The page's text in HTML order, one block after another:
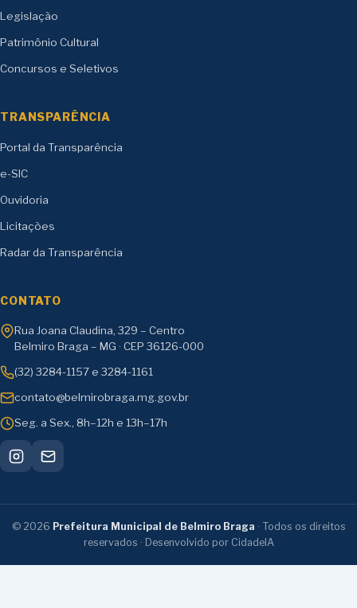
Legislação
Patrimônio Cultural
Concursos e Seletivos
TRANSPARÊNCIA
Portal da Transparência
e-SIC
Ouvidoria
Licitações
Radar da Transparência
CONTATO
Rua Joana Claudina, 329 – Centro
Belmiro Braga – MG · CEP 36126-000
(32) 3284-1157 e 3284-1161
contato@belmirobraga.mg.gov.br
Seg. a Sex., 8h–12h e 13h–17h
© 2026 Prefeitura Municipal de Belmiro Braga · Todos os direitos
reservados · Desenvolvido por CidadeIA